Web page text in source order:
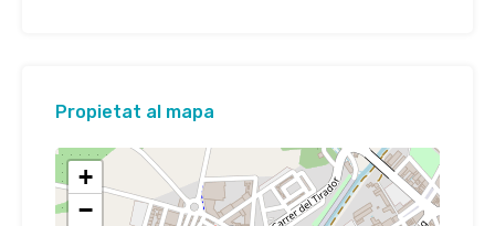
Propietat al mapa
+
−